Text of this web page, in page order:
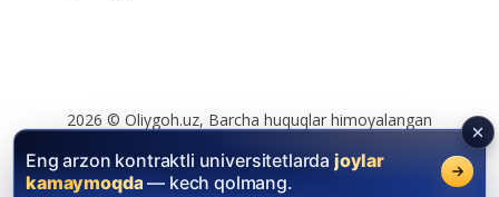
2026 © Oliygoh.uz, Barcha huquqlar himoyalangan
Reklama /Foydalanish shartlari
Eng arzon kontraktli universitetlarda joylar
kamaymoqda — kech qolmang.